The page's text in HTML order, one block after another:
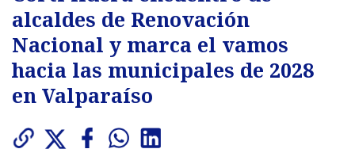
alcaldes de Renovación
Nacional y marca el vamos
hacia las municipales de 2028
en Valparaíso